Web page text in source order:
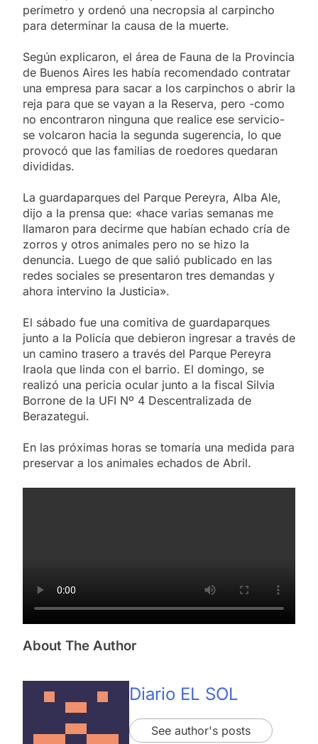
perímetro y ordenó una necropsia al carpincho
para determinar la causa de la muerte.
Según explicaron, el área de Fauna de la Provincia
de Buenos Aires les había recomendado contratar
una empresa para sacar a los carpinchos o abrir la
reja para que se vayan a la Reserva, pero -como
no encontraron ninguna que realice ese servicio-
se volcaron hacia la segunda sugerencia, lo que
provocó que las familias de roedores quedaran
divididas.
La guardaparques del Parque Pereyra, Alba Ale,
dijo a la prensa que: «hace varias semanas me
llamaron para decirme que habían echado cría de
zorros y otros animales pero no se hizo la
denuncia. Luego de que salió publicado en las
redes sociales se presentaron tres demandas y
ahora intervino la Justicia».
El sábado fue una comitiva de guardaparques
junto a la Policía que debieron ingresar a través de
un camino trasero a través del Parque Pereyra
Iraola que linda con el barrio. El domingo, se
realizó una pericia ocular junto a la fiscal Silvia
Borrone de la UFI Nº 4 Descentralizada de
Berazategui.
En las próximas horas se tomaría una medida para
preservar a los animales echados de Abril.
About The Author
Diario EL SOL
See author's posts